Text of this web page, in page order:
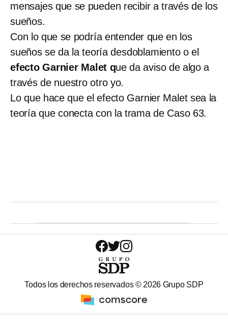
mensajes que se pueden recibir a través de los
sueños.
Con lo que se podría entender que en los
sueños se da la teoría desdoblamiento o el
efecto Garnier Malet que da aviso de algo a
través de nuestro otro yo.
Lo que hace que el efecto Garnier Malet sea la
teoría que conecta con la trama de Caso 63.
Todos los derechos reservados © 2026 Grupo SDP